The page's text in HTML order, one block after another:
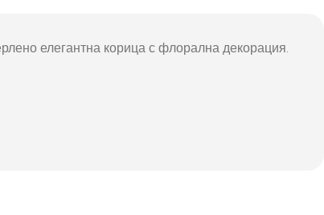
елегантна корица с флорална декорация.